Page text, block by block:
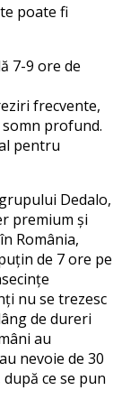
poate fi
7-9 ore de
frecvente,
somn profund.
pentru
Dedalo,
premium și
România,
de 7 ore pe
nu se trezesc
de dureri
au
nevoie de 30
ce se pun